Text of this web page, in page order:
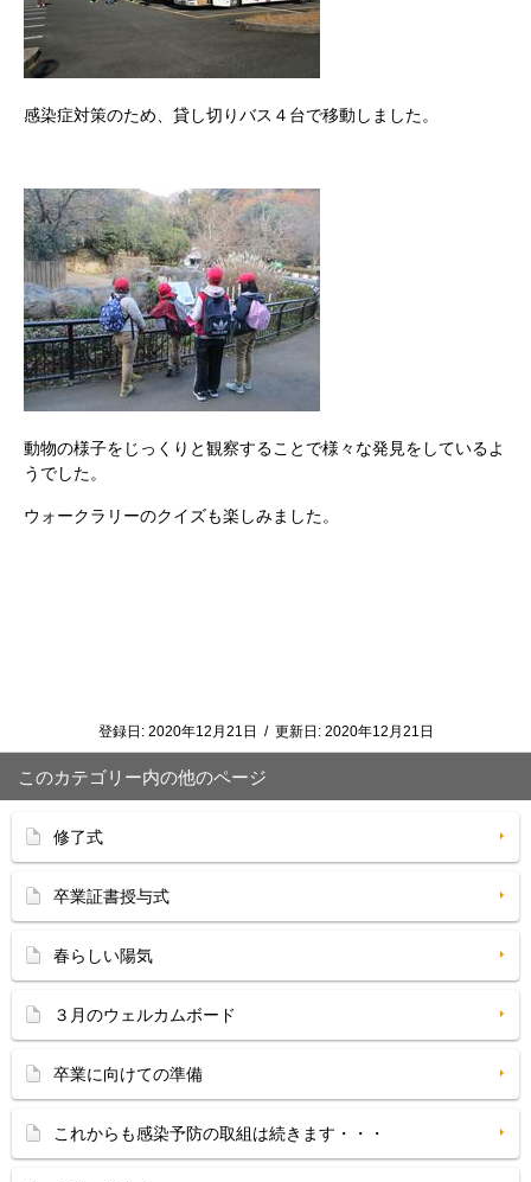
感染症対策のため、貸し切りバス４台で移動しました。
動物の様子をじっくりと観察することで様々な発見をしているよ
うでした。
ウォークラリーのクイズも楽しみました。
登録日: 2020年12月21日 / 更新日: 2020年12月21日
このカテゴリー内の他のページ
修了式
卒業証書授与式
春らしい陽気
３月のウェルカムボード
卒業に向けての準備
これからも感染予防の取組は続きます・・・